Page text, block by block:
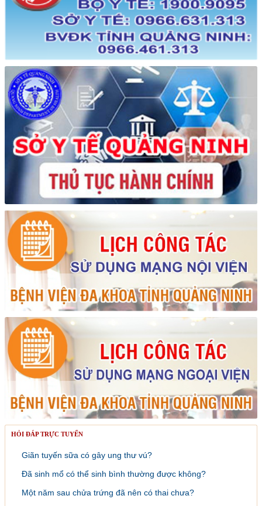
HỎI ĐÁP TRỰC TUYẾN
Giãn tuyến sữa có gây ung thư vú?
Đã sinh mổ có thể sinh bình thường được không?
Một năm sau chửa trứng đã nên có thai chưa?